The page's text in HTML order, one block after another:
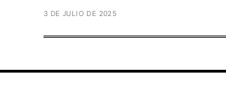
3 DE JULIO DE 2025